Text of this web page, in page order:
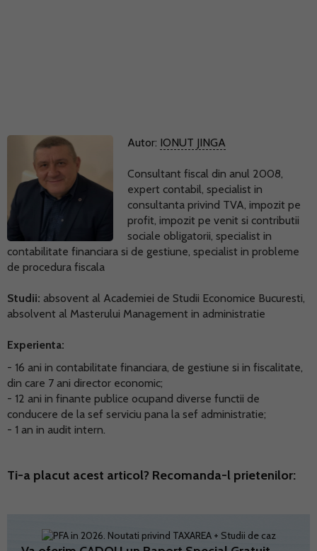
Autor: IONUT JINGA
Consultant fiscal din anul 2008,
expert contabil, specialist in
consultanta privind TVA, impozit pe
profit, impozit pe venit si contributii
sociale obligatorii, specialist in
contabilitate financiara si de gestiune, specialist in probleme
de procedura fiscala
Studii: absovent al Academiei de Studii Economice Bucuresti,
absolvent al Masterului Management in administratie
Experienta:
- 16 ani in contabilitate financiara, de gestiune si in fiscalitate,
din care 7 ani director economic;
- 12 ani in finante publice ocupand diverse functii de
conducere de la sef serviciu pana la sef administratie;
- 1 an in audit intern.
Ti-a placut acest articol? Recomanda-l prietenilor: